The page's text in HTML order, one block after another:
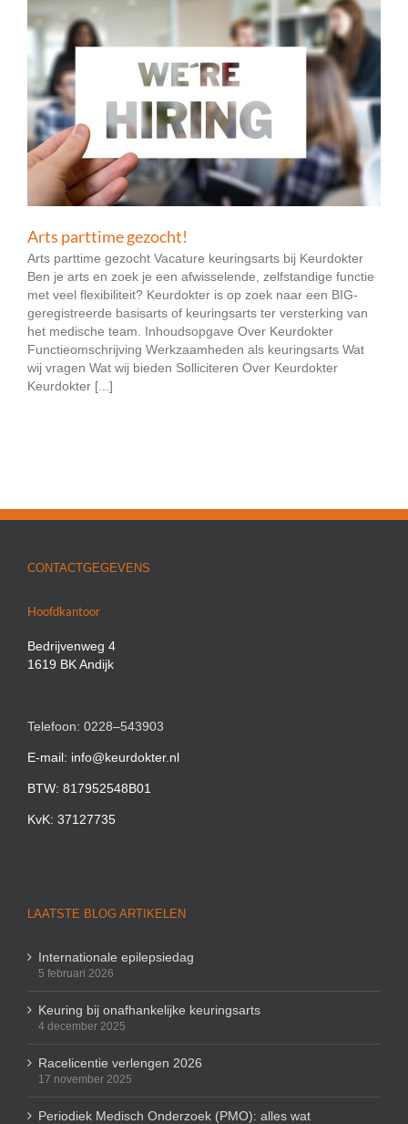
Arts parttime gezocht!
Arts parttime gezocht Vacature keuringsarts bij Keurdokter
Ben je arts en zoek je een afwisselende, zelfstandige functie
met veel flexibiliteit? Keurdokter is op zoek naar een BIG-
geregistreerde basisarts of keuringsarts ter versterking van
het medische team. Inhoudsopgave Over Keurdokter
Functieomschrijving Werkzaamheden als keuringsarts Wat
wij vragen Wat wij bieden Solliciteren Over Keurdokter
Keurdokter [...]
CONTACTGEGEVENS
Hoofdkantoor
Bedrijvenweg 4
1619 BK Andijk
Telefoon: 0228–543903
E-mail: info@keurdokter.nl
BTW: 817952548B01
KvK: 37127735
LAATSTE BLOG ARTIKELEN
Internationale epilepsiedag
5 februari 2026
Keuring bij onafhankelijke keuringsarts
4 december 2025
Racelicentie verlengen 2026
17 november 2025
Periodiek Medisch Onderzoek (PMO): alles wat